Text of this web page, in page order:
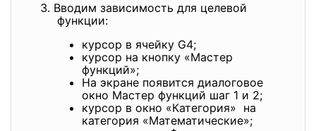
Вводим зависимость для целевой
функции:
курсор в ячейку G4;
курсор на кнопку «Мастер
функций»;
На экране появится диалоговое
окно Мастер функций шаг 1 и 2;
курсор в окно «Категория» на
категория «Математические»;